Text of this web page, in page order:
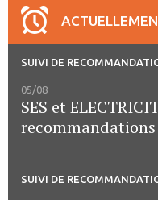
SUIVI DE
05/08
SES et
recommandations
SUIVI DE